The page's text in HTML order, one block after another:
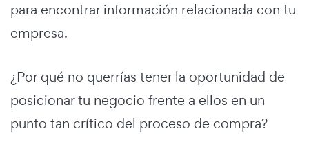
para encontrar información relacionada con tu
empresa.
¿Por qué no querrías tener la oportunidad de
posicionar tu negocio frente a ellos en un
punto tan crítico del proceso de compra?